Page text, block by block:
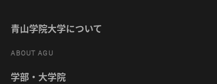
青山学院大学について
ABOUT AGU
学部・大学院